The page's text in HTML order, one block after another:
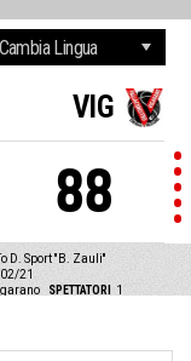
VIG
88
D. Sport ''B. Zauli''
21
SPETTATORI 1